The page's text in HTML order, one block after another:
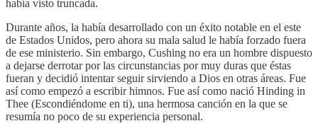
había visto truncada.
Durante años, la había desarrollado con un éxito notable en el este
de Estados Unidos, pero ahora su mala salud le había forzado fuera
de ese ministerio. Sin embargo, Cushing no era un hombre dispuesto
a dejarse derrotar por las circunstancias por muy duras que éstas
fueran y decidió intentar seguir sirviendo a Dios en otras áreas. Fue
así como empezó a escribir himnos. Fue así como nació Hinding in
Thee (Escondiéndome en ti), una hermosa canción en la que se
resumía no poco de su experiencia personal.